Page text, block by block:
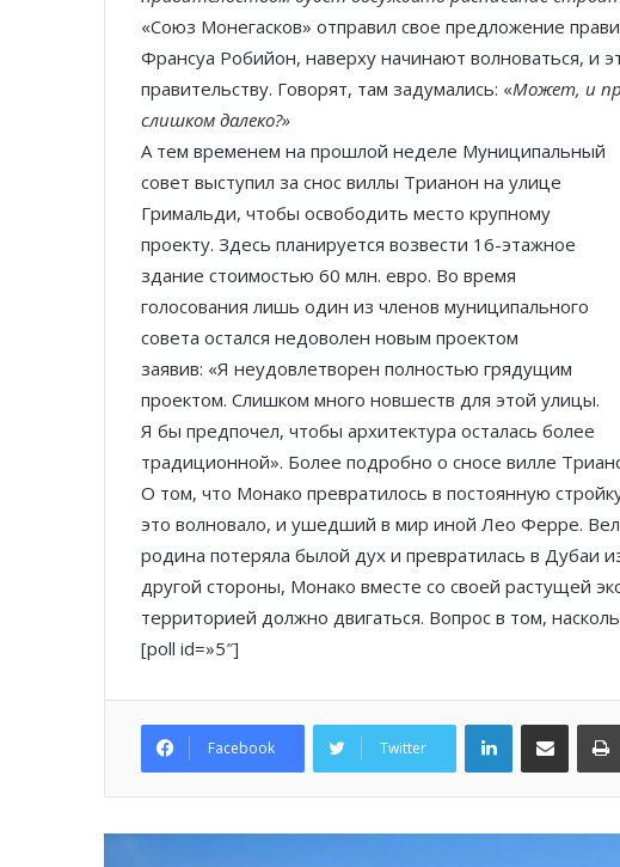
«Союз Монегасков» отправил свое предложение
Франсуа Робийон, наверху начинают волноваться, и
правительству. Говорят, там задумались: «Может, и
слишком далеко?»
А тем временем на прошлой неделе Муниципальный
совет выступил за снос виллы Трианон на улице
Гримальди, чтобы освободить место крупному
проекту. Здесь планируется возвести 16-этажное
здание стоимостью 60 млн. евро. Во время
голосования лишь один из членов муниципального
совета остался недоволен новым проектом
заявив: «Я неудовлетворен полностью грядущим
проектом. Слишком много новшеств для этой улицы.
Я бы предпочел, чтобы архитектура осталась более
традиционной». Более подробно о сносе вилле
О том, что Монако превратилось в постоянную
это волновало, и ушедший в мир иной Лео Ферре.
родина потеряла былой дух и превратилась в Дубаи
другой стороны, Монако вместе со своей растущей
территорией должно двигаться. Вопрос в том,
[poll id=»5″]
Facebook Twitter
LinkedInПоделиться по электронной почте